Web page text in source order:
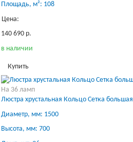
Площадь, м²: 108
Цена:
140 690 р.
в наличии
Купить
На 36 ламп
Люстра хрустальная Кольцо Сетка большая
Диаметр, мм: 1500
Высота, мм: 700